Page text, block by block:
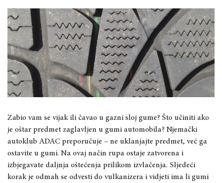
Zabio vam se vijakili čavao u gazni sloj gume? Što učiniti ako
je oštar predmet zaglavljen u gumi automobila? Njemački
autoklub ADAC preporučuje – ne uklanjajte predmet, već ga
ostavite u gumi. Na ovaj način rupa ostaje zatvorena i
izbjegavate daljnja oštećenja prilikom izvlačenja. Sljedeći
korak je odmah se odvesti do vulkanizera i vidjeti ima li gumi